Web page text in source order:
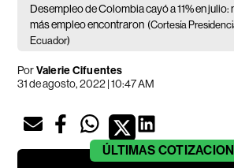
Desempleo de Colombia cayó a 11% en julio:
más empleo encontraron (Cortesía
Ecuador)
PorValerie Cifuentes
31 de agosto, 2022 | 10:47 AM
ÚLTIMAS